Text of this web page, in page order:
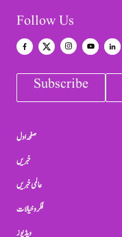
Follow Us
Subscribe
صفحہ اول
خبریں
عالمی خبریں
فکر و خیالات
ویڈیوز